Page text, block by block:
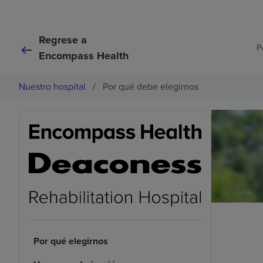
Regrese a
Encompass Health
Nuestro hospital / Por qué debe elegirnos
Por qué elegirnos